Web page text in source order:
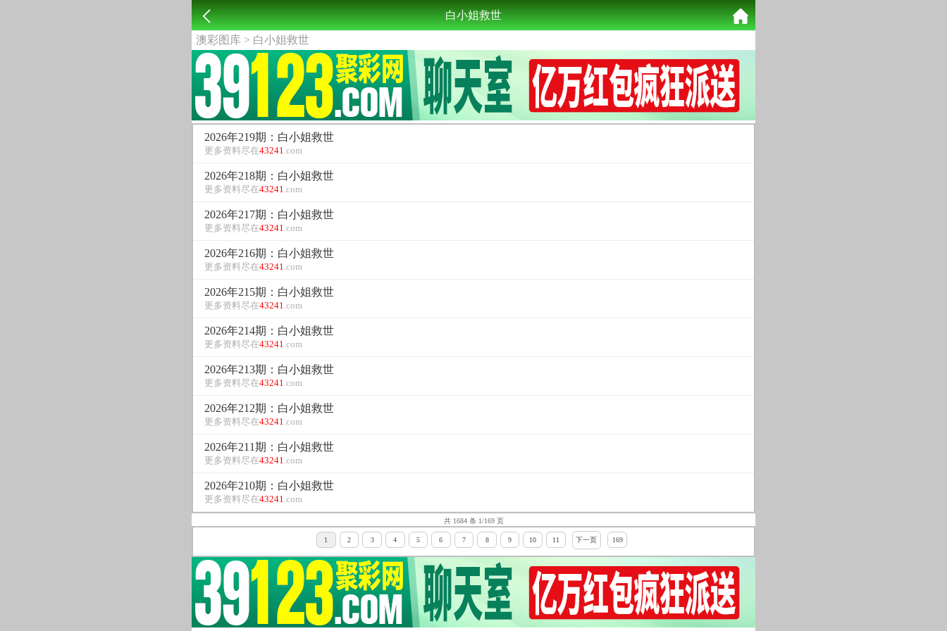
白小姐救世
澳彩图库 > 白小姐救世
2026年219期：白小姐救世
更多资料尽在43241.com
2026年218期：白小姐救世
更多资料尽在43241.com
2026年217期：白小姐救世
更多资料尽在43241.com
2026年216期：白小姐救世
更多资料尽在43241.com
2026年215期：白小姐救世
更多资料尽在43241.com
2026年214期：白小姐救世
更多资料尽在43241.com
2026年213期：白小姐救世
更多资料尽在43241.com
2026年212期：白小姐救世
更多资料尽在43241.com
2026年211期：白小姐救世
更多资料尽在43241.com
2026年210期：白小姐救世
更多资料尽在43241.com
共 1684 条 1/169 页
1 2 3 4 5 6 7 8 9 10 11 下一页 169